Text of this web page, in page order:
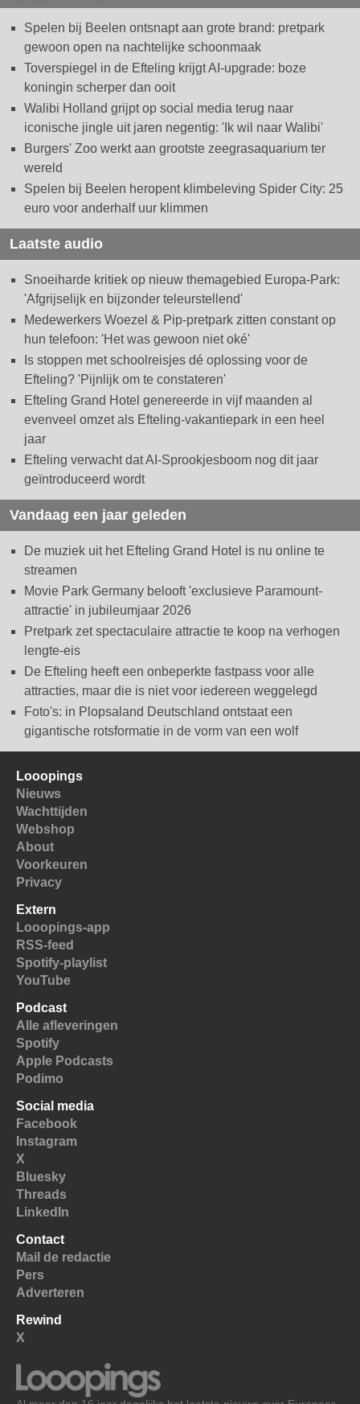
Spelen bij Beelen ontsnapt aan grote brand: pretpark
gewoon open na nachtelijke schoonmaak
Toverspiegel in de Efteling krijgt AI-upgrade: boze
koningin scherper dan ooit
Walibi Holland grijpt op social media terug naar
iconische jingle uit jaren negentig: 'Ik wil naar Walibi'
Burgers' Zoo werkt aan grootste zeegrasaquarium ter
wereld
Spelen bij Beelen heropent klimbeleving Spider City: 25
euro voor anderhalf uur klimmen
Laatste audio
Snoeiharde kritiek op nieuw themagebied Europa-Park:
'Afgrijselijk en bijzonder teleurstellend'
Medewerkers Woezel & Pip-pretpark zitten constant op
hun telefoon: 'Het was gewoon niet oké'
Is stoppen met schoolreisjes dé oplossing voor de
Efteling? 'Pijnlijk om te constateren'
Efteling Grand Hotel genereerde in vijf maanden al
evenveel omzet als Efteling-vakantiepark in een heel
jaar
Efteling verwacht dat AI-Sprookjesboom nog dit jaar
geïntroduceerd wordt
Vandaag een jaar geleden
De muziek uit het Efteling Grand Hotel is nu online te
streamen
Movie Park Germany belooft 'exclusieve Paramount-
attractie' in jubileumjaar 2026
Pretpark zet spectaculaire attractie te koop na verhogen
lengte-eis
De Efteling heeft een onbeperkte fastpass voor alle
attracties, maar die is niet voor iedereen weggelegd
Foto's: in Plopsaland Deutschland ontstaat een
gigantische rotsformatie in de vorm van een wolf
Looopings
Nieuws
Wachttijden
Webshop
About
Voorkeuren
Privacy
Extern
Looopings-app
RSS-feed
Spotify-playlist
YouTube
Podcast
Alle afleveringen
Spotify
Apple Podcasts
Podimo
Social media
Facebook
Instagram
X
Bluesky
Threads
LinkedIn
Contact
Mail de redactie
Pers
Adverteren
Rewind
X